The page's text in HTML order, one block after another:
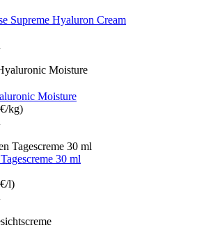
Supreme Hyaluron Cream
Moisture
kg)
30 ml
l)